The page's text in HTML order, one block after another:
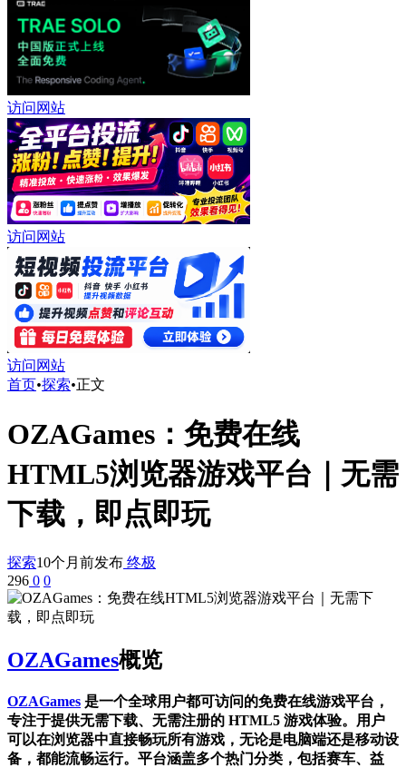
访问网站
访问网站
访问网站
首页•探索•正文
OZAGames：免费在线
HTML5浏览器游戏平台｜无需
下载，即点即玩
探索10个月前发布 终极
296 0 0
OZAGames概览
OZAGames 是一个全球用户都可访问的免费在线游戏平台，
专注于提供无需下载、无需注册的 HTML5 游戏体验。用户
可以在浏览器中直接畅玩所有游戏，无论是电脑端还是移动设
备，都能流畅运行。平台涵盖多个热门分类，包括赛车、益